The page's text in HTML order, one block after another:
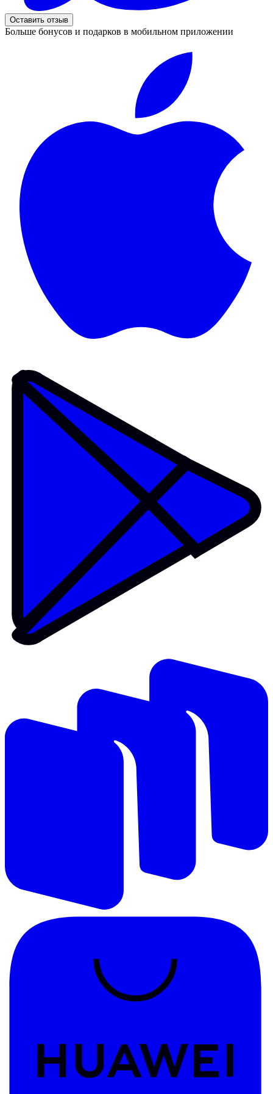
Оставить отзыв
Больше бонусов и подарков в мобильном приложении